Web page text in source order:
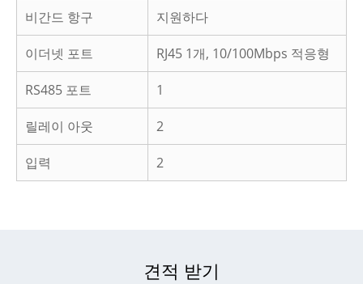
비간드 항구 지원하다
이더넷 포트 RJ45 1개, 10/100Mbps 적응형
RS485 포트 1
릴레이 아웃 2
입력 2
견적 받기